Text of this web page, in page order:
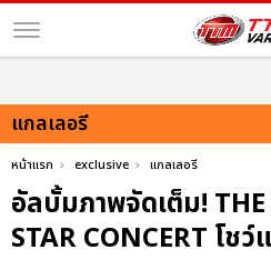
แกลเลอรี
หน้าแรก exclusive แกลเลอรี
อัลบั้มภาพจัดเต็ม! THE
STAR CONCERT โช